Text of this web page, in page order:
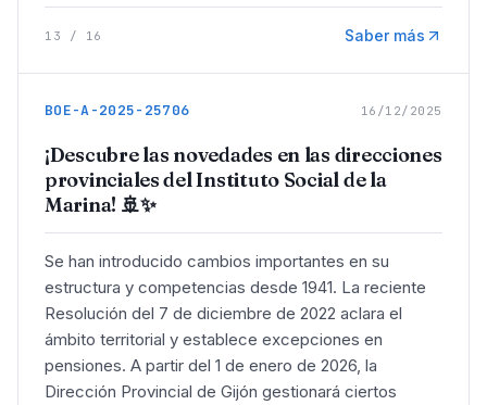
13 / 16 Saber más
BOE-A-2025-25706 16/12/2025
¡Descubre las novedades en las direcciones
provinciales del Instituto Social de la
Marina! 🚢✨
Se han introducido cambios importantes en su
estructura y competencias desde 1941. La reciente
Resolución del 7 de diciembre de 2022 aclara el
ámbito territorial y establece excepciones en
pensiones. A partir del 1 de enero de 2026, la
Dirección Provincial de Gijón gestionará ciertos